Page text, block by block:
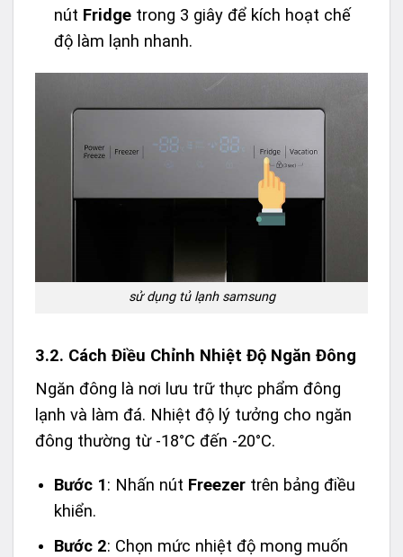
nút Fridgetrong 3 giây để kích hoạt chế
độ làm lạnh nhanh.
sử dụng tủ lạnh samsung
3.2. Cách Điều Chỉnh Nhiệt Độ Ngăn Đông
Ngăn đông là nơi lưu trữ thực phẩm đông
lạnh và làm đá. Nhiệt độ lý tưởng cho ngăn
đông thường từ -18°C đến -20°C.
Bước 1: Nhấn nút Freezertrên bảng điều
khiển.
Bước 2: Chọn mức nhiệt độ mong muốn